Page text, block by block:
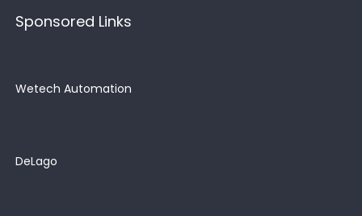
Sponsored Links
Wetech Automation
DeLago